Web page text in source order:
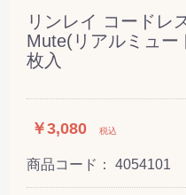
リンレイ コードレ
Mute(リアルミュー
枚入
￥3,080 税込
商品コード： 4054101